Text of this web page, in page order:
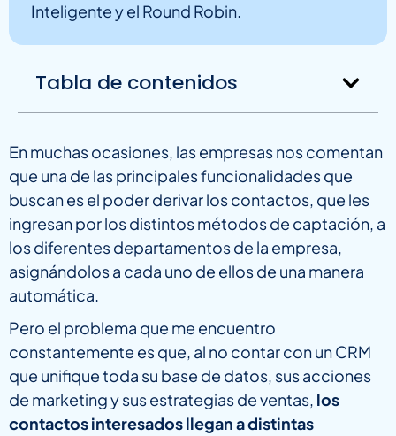
Inteligente y el Round Robin.
Tabla de contenidos
En muchas ocasiones, las empresas nos comentan
que una de las principales funcionalidades que
buscan es el poder derivar los contactos, que les
ingresan por los distintos métodos de captación, a
los diferentes departamentos de la empresa,
asignándolos a cada uno de ellos de una manera
automática.
Pero el problema que me encuentro
constantemente es que, al no contar con un CRM
que unifique toda su base de datos, sus acciones
de marketing y sus estrategias de ventas, los
contactos interesados llegan a distintas